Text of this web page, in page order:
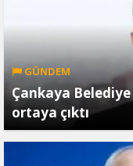
GÜNDEM
Çankaya
ortaya çıktı